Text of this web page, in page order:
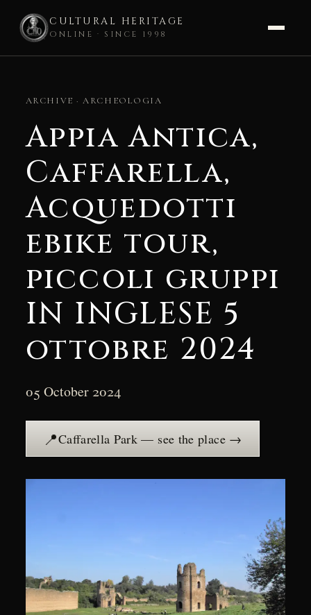
CULTURAL HERITAGE
ONLINE · SINCE 1998
contentARCHIVE · ARCHEOLOGIA
Appia Antica,
Caffarella,
Acquedotti
ebike tour,
piccoli gruppi
IN INGLESE 5
ottobre 2024
05 October 2024
📍Caffarella Park — see the place →